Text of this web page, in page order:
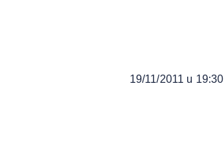
19/11/2011 u 19:30